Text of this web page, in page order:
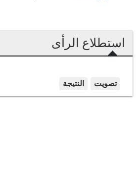
استطلاع الرأى